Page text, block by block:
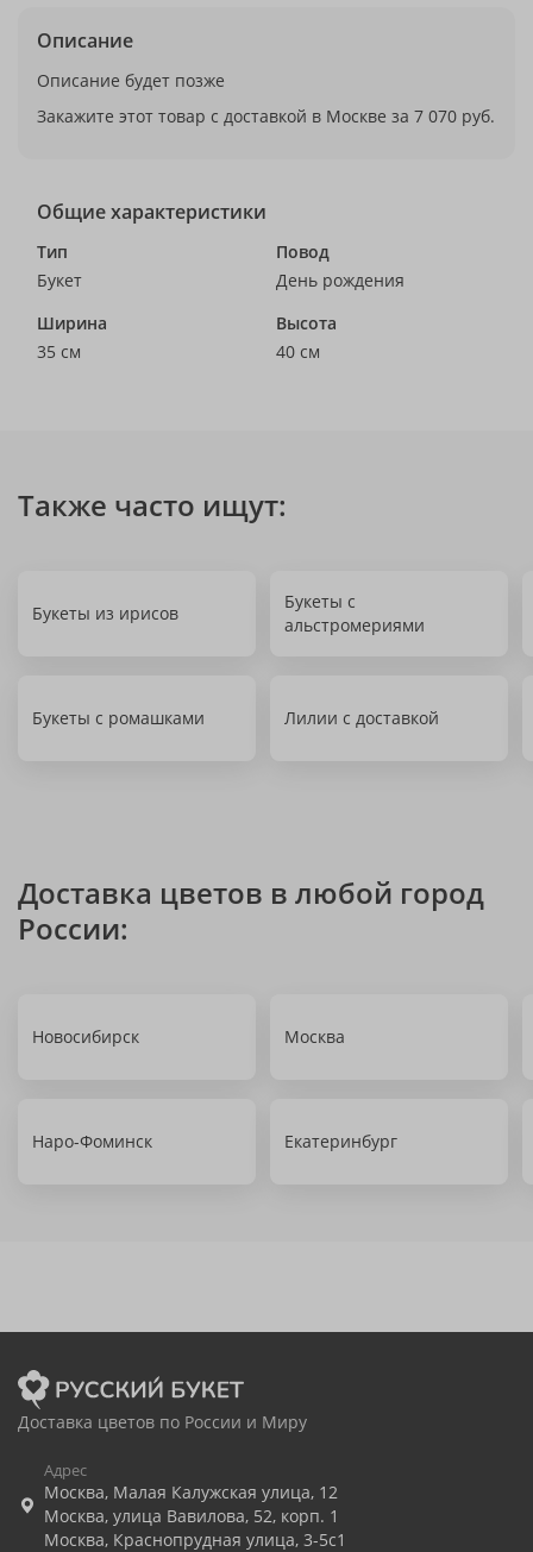
Описание
Описание будет позже
Закажите этот товар с доставкой в Москве за 7 070 руб.
Общие характеристики
Тип
Букет
Повод
День рождения
Ширина
35 см
Высота
40 см
Также часто ищут:
Букеты из ирисов
Букеты с
альстромериями
Букеты с ромашками Лилии с доставкой
Доставка цветов в любой город
России:
Новосибирск Москва
Наро-Фоминск Екатеринбург
Доставка цветов по России и Миру
Адрес
Москва, Малая Калужская улица, 12
Москва, улица Вавилова, 52, корп. 1
Москва, Краснопрудная улица, 3-5с1